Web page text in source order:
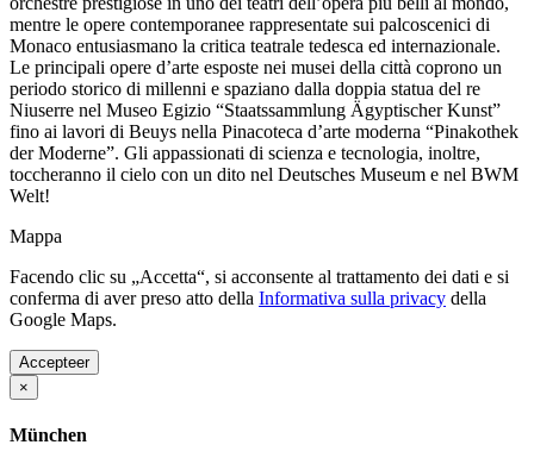
mentre le opere contemporanee rappresentate sui palcoscenici di
Monaco entusiasmano la critica teatrale tedesca ed internazionale.
Le principali opere d’arte esposte nei musei della città coprono un
periodo storico di millenni e spaziano dalla doppia statua del re
Niuserre nel Museo Egizio “Staatssammlung Ägyptischer Kunst”
fino ai lavori di Beuys nella Pinacoteca d’arte moderna “Pinakothek
der Moderne”. Gli appassionati di scienza e tecnologia, inoltre,
toccheranno il cielo con un dito nel Deutsches Museum e nel BWM
Welt!
Mappa
Facendo clic su „Accetta“, si acconsente al trattamento dei dati e si
conferma di aver preso atto della Informativa sulla privacy della
Google Maps.
Accepteer
×
München